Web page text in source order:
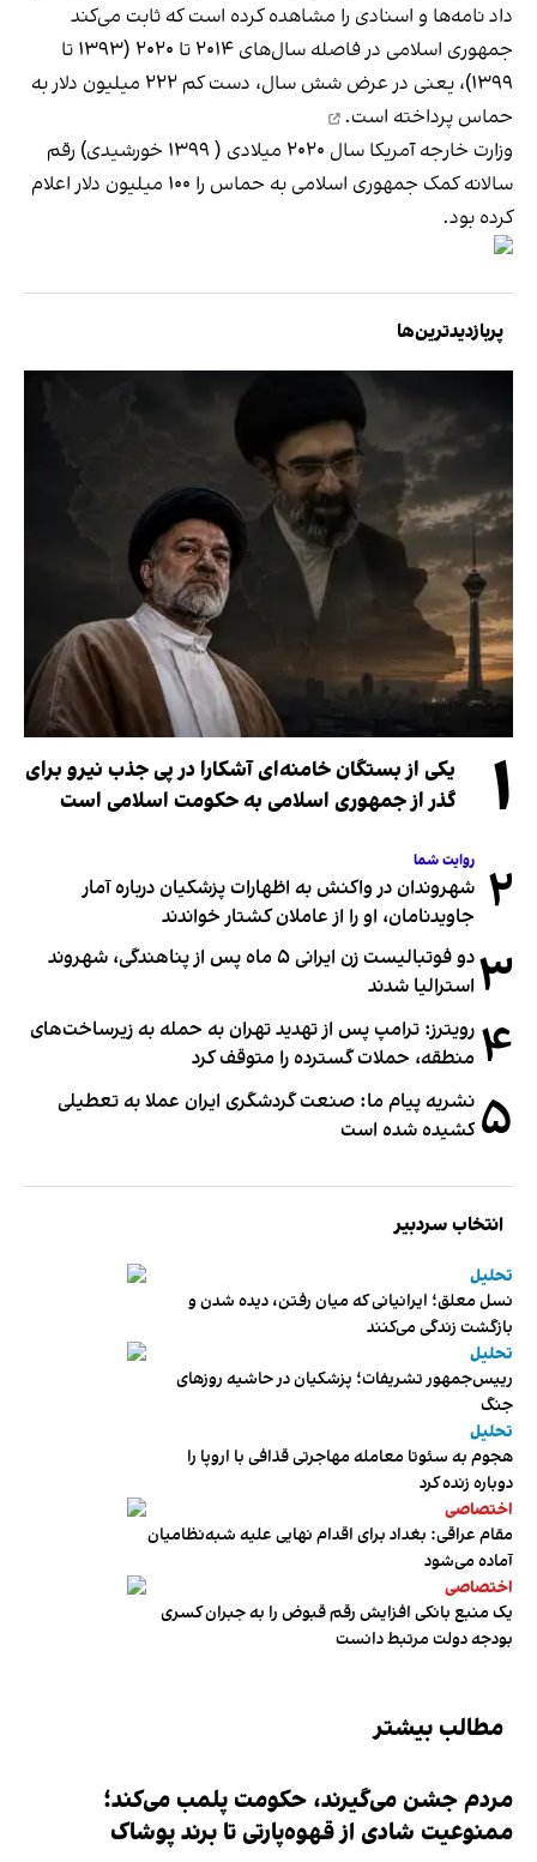
داد نامه‌ها و اسنادی را مشاهده کرده است که ثابت می‌کند
جمهوری اسلامی در فاصله سال‌های ۲۰۱۴ تا ۲۰۲۰ (۱۳۹۳ تا
۱۳۹۹)، یعنی در عرض شش سال، دست کم ۲۲۲ میلیون دلار به
حماس پرداخته است.
وزارت خارجه آمریکا سال ۲۰۲۰ میلادی ( ۱۳۹۹ خورشیدی) رقم
سالانه کمک جمهوری اسلامی به حماس را ۱۰۰ میلیون دلار اعلام
کرده بود.
پربازدیدترین‌ها
۱
یکی از بستگان خامنه‌ای آشکارا در پی جذب نیرو برای
گذر از جمهوری اسلامی به حکومت اسلامی است
۲ روایت شما
شهروندان در واکنش به اظهارات پزشکیان درباره آمار
جاویدنامان، او را از عاملان کشتار خواندند
۳
دو فوتبالیست زن ایرانی ۵ ماه پس از پناهندگی، شهروند
استرالیا شدند
۴ رویترز: ترامپ پس از تهدید تهران به حمله به زیرساخت‌های
منطقه، حملات گسترده را متوقف کرد
۵ نشریه پیام ما: صنعت گردشگری ایران عملا به تعطیلی
کشیده شده است
انتخاب سردبیر
تحلیل
نسل معلق؛ ایرانیانی که میان رفتن، دیده شدن و
بازگشت زندگی می‌کنند
تحلیل
رییس‌جمهور تشریفات؛ پزشکیان در حاشیه روزهای
جنگ
تحلیل
هجوم به سئوتا معامله مهاجرتی قذافی با اروپا را
دوباره زنده کرد
اختصاصی
مقام عراقی: بغداد برای اقدام نهایی علیه شبه‌نظامیان
آماده می‌شود
اختصاصی
یک منبع بانکی افزایش رقم قبوض را به جبران کسری
بودجه دولت مرتبط دانست
مطالب بیشتر
مردم جشن می‌گیرند، حکومت پلمب می‌کند؛
ممنوعیت شادی از قهوه‌پارتی تا برند پوشاک